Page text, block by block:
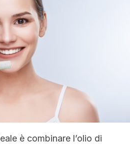
è combinare l’olio di